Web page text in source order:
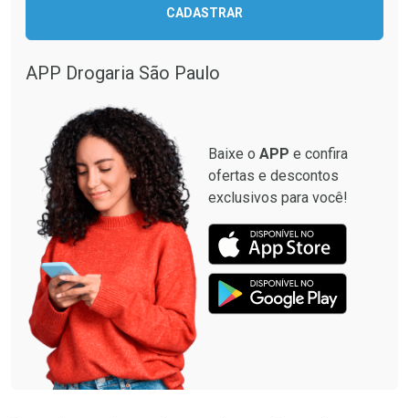
CADASTRAR
APP Drogaria São Paulo
Baixe o APP e confira
ofertas e descontos
exclusivos para você!